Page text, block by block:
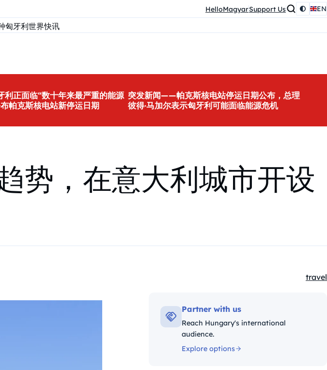
HelloMagyarSupport Us EN
匈牙利世界快讯
利正面临“数十年来最严重的能源
帕克斯核电站新停运日期
突发新闻——帕克斯核电站停运日期公布，总理
彼得·马加尔表示匈牙利可能面临能源危机
势，在意大利城市开设
travel
Partner with us
Reach Hungary's international
audience.
Explore options